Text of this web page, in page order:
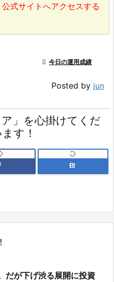
式サイトへアクセスする
 今日の運用成績
Posted by jun
」を心掛けてくだ
す！
B!
だが下げ渋る展開に投資